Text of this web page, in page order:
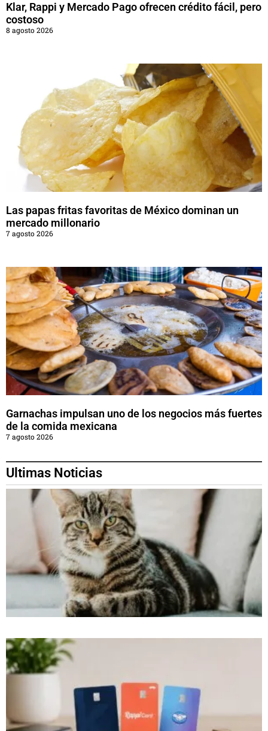
Klar, Rappi y Mercado Pago ofrecen crédito fácil, pero
costoso
8 agosto 2026
Las papas fritas favoritas de México dominan un
mercado millonario
7 agosto 2026
Garnachas impulsan uno de los negocios más fuertes
de la comida mexicana
7 agosto 2026
Ultimas Noticias